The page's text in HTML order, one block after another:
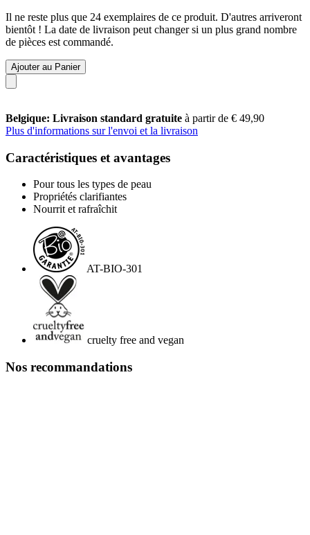
Il ne reste plus que 24 exemplaires de ce produit. D'autres arriveront
bientôt ! La date de livraison peut changer si un plus grand nombre
de pièces est commandé.
Ajouter au Panier
Belgique: Livraison standard gratuite à partir de € 49,90
Plus d'informations sur l'envoi et la livraison
Caractéristiques et avantages
Pour tous les types de peau
Propriétés clarifiantes
Nourrit et rafraîchit
AT-BIO-301
cruelty free and vegan
Nos recommandations